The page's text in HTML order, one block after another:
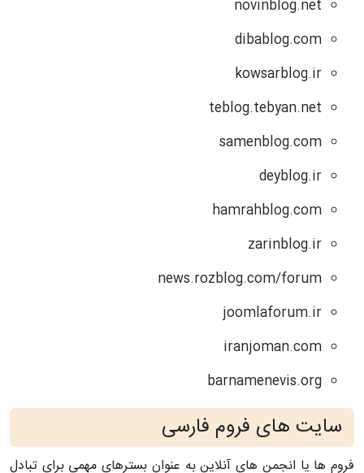
novinblog.net
dibablog.com
kowsarblog.ir
teblog.tebyan.net
samenblog.com
deyblog.ir
hamrahblog.com
zarinblog.ir
news.rozblog.com/forum
joomlaforum.ir
iranjoman.com
barnamenevis.org
سایت های فروم فارسی
فروم ها یا انجمن های آنلاین به عنوان بسترهای مهمی برای تبادل